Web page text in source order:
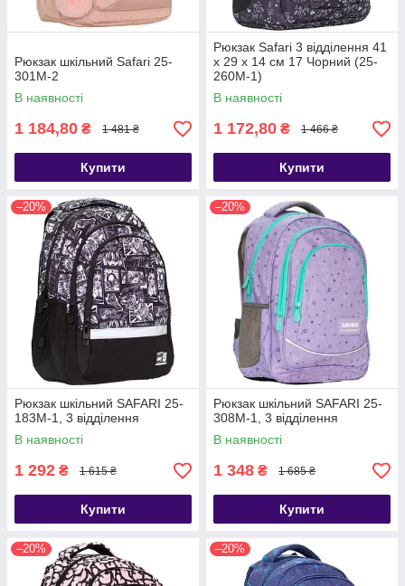
Рюкзак шкільний Safari 25-
301M-2
В наявності
1 184,80 ₴ 1 481 ₴
Купити
Рюкзак Safari 3 відділення 41
x 29 x 14 см 17 Чорний (25-
260M-1)
В наявності
1 172,80 ₴ 1 466 ₴
Купити
–20%
Рюкзак шкільний SAFARI 25-
183M-1, 3 відділення
В наявності
1 292 ₴ 1 615 ₴
Купити
–20%
Рюкзак шкільний SAFARI 25-
308M-1, 3 відділення
В наявності
1 348 ₴ 1 685 ₴
Купити
–20% –20%